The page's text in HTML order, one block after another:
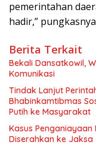
pemerintahan
hadir,”
Berita Terkait
Bekali Dansatkowil,
Komunikasi
Tindak Lanjut
Bhabinkamtibmas
Putih ke Masyarakat
Kasus Penganiayaan
Diserahkan ke Jaksa